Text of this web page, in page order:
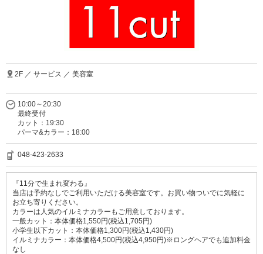
2F ／ サービス ／ 美容室
10:00～20:30
最終受付
カット：19:30
パーマ&カラー：18:00
048-423-2633
『11分で生まれ変わる』
当店は予約なしでご利用いただける美容室です。お買い物ついでに気軽に
お立ち寄りください。
カラーは人気のイルミナカラーもご用意しております。
一般カット：本体価格1,550円(税込1,705円)
小学生以下カット：本体価格1,300円(税込1,430円)
イルミナカラー：本体価格4,500円(税込4,950円)※ロングヘアでも追加料金
なし